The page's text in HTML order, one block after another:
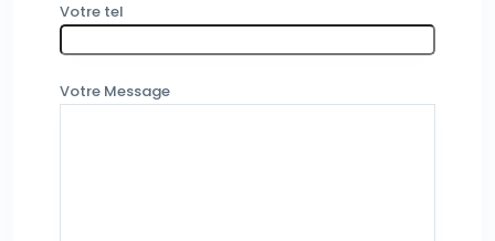
Votre tel
Votre Message